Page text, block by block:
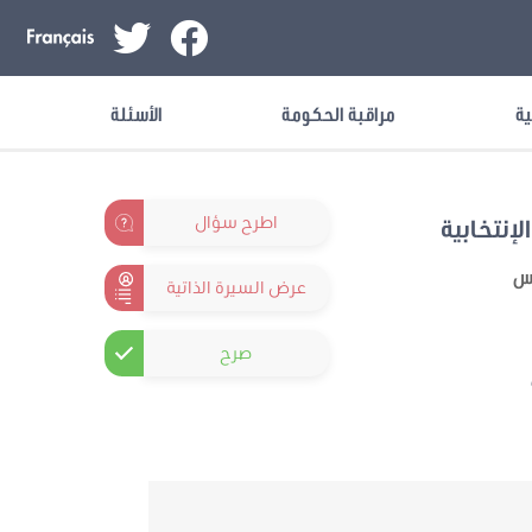
مراقبة الحكومة الأسئلة
اطرح سؤال
عرض السيرة الذاتية
صرح